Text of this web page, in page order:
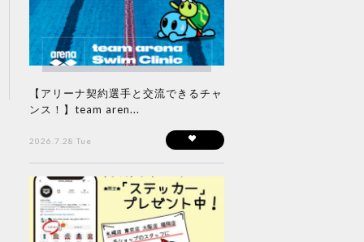
【アリーナ契約選手と交流できるチャ
ンス！】team aren...
2026.7.28 Tue